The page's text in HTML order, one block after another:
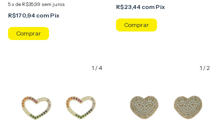
5x de R$35,99 sem juros
R$170,94 com Pix
R$23,44 com Pix
1 /4 1 /2